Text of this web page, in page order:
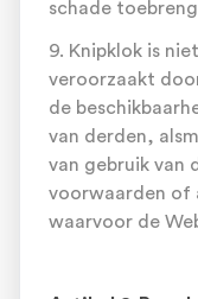
schade
9. Knipklok is
veroorzaakt
de
van derden,
van gebruik van
voorwaarden of
waarvoor de